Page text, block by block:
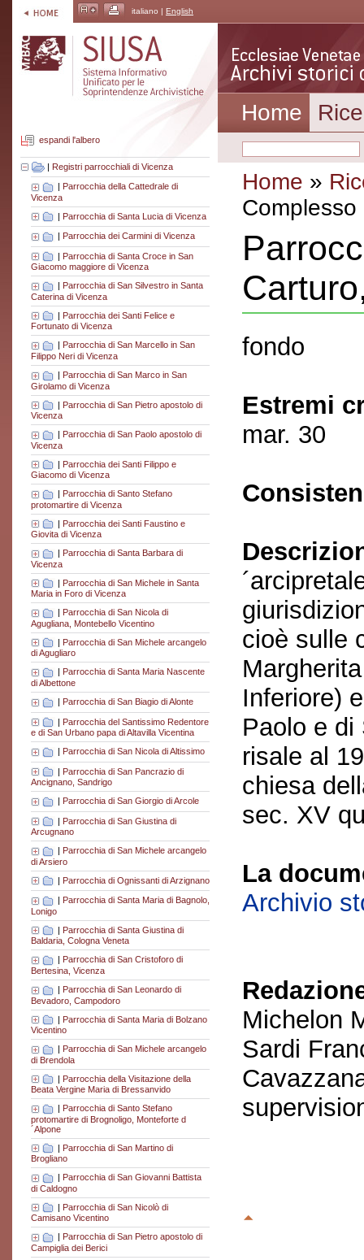
italiano | English
espandi l'albero
| Registri parrocchiali di Vicenza
| Parrocchia della Cattedrale di
Vicenza
| Parrocchia di Santa Lucia di Vicenza
Parrocchia dei Carmini di Vicenza
| Parrocchia di Santa Croce in San
Giacomo maggiore di Vicenza
Parrocchia di San Silvestro in Santa
Caterina di Vicenza
| Parrocchia dei Santi Felice e
Fortunato di Vicenza
Parrocchia di San Marcello in San
Filippo Neri di Vicenza
| Parrocchia di San Marco in San
Girolamo di Vicenza
| Parrocchia di San Pietro apostolo di
Vicenza
| Parrocchia di San Paolo apostolo di
Vicenza
| Parrocchia dei Santi Filippo e
Giacomo di Vicenza
| Parrocchia di Santo Stefano
protomartire di Vicenza
| Parrocchia dei Santi Faustino e
Giovita di Vicenza
Parrocchia di Santa Barbara di
Vicenza
| Parrocchia di San Michele in Santa
Maria in Foro di Vicenza
Parrocchia di San Nicola di
Agugliana, Montebello Vicentino
| Parrocchia di San Michele arcangelo
di Agugliaro
Parrocchia di Santa Maria Nascente
di Albettone
| Parrocchia di San Biagio di Alonte
| Parrocchia del Santissimo Redentore
e di San Urbano papa di Altavilla Vicentina
| Parrocchia di San Nicola di Altissimo
| Parrocchia di San Pancrazio di
Ancignano, Sandrigo
| Parrocchia di San Giorgio di Arcole
| Parrocchia di San Giustina di
Arcugnano
Parrocchia di San Michele arcangelo
di Arsiero
| Parrocchia di Ognissanti di Arzignano
Parrocchia di Santa Maria di Bagnolo,
Lonigo
| Parrocchia di Santa Giustina di
Baldaria, Cologna Veneta
Parrocchia di San Cristoforo di
Bertesina, Vicenza
| Parrocchia di San Leonardo di
Bevadoro, Campodoro
| Parrocchia di Santa Maria di Bolzano
Vicentino
| Parrocchia di San Michele arcangelo
di Brendola
| Parrocchia della Visitazione della
Beata Vergine Maria di Bressanvido
| Parrocchia di Santo Stefano
protomartire di Brognoligo, Monteforte d
´Alpone
| Parrocchia di San Martino di
Brogliano
Parrocchia di San Giovanni Battista
di Caldogno
| Parrocchia di San Nicolò di
Camisano Vicentino
Parrocchia di San Pietro apostolo di
Campiglia dei Berici
Home
Home »
fondo
Estremi
mar. 30
cioè sulle
Inferiore)
Paolo e di
risale al
chiesa
sec. XV
La
Archivio
Michelon
Sardi